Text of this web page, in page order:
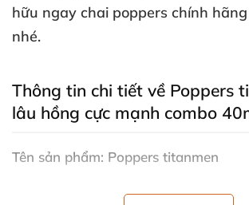
hữu ngay chai poppers chính
nhé.
Thông tin chi tiết về Poppers
lâu hồng cực mạnh combo
Tên sản phẩm: Poppers titanmen
Poppers 60ml(40ml + 20ml)